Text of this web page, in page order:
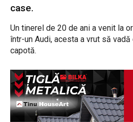
case.
Un tinerel de 20 de ani a venit la
într-un Audi, acesta a vrut să
capotă.